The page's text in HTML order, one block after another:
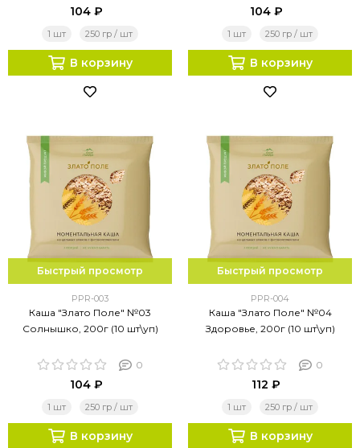
104 ₽
1 шт 250 гр / шт
В корзину
104 ₽
1 шт 250 гр / шт
В корзину
Быстрый просмотр
PPR-003
Каша "Злато Поле" №03
Солнышко, 200г (10 шт\уп)
0
104 ₽
1 шт 250 гр / шт
В корзину
Быстрый просмотр
PPR-004
Каша "Злато Поле" №04
Здоровье, 200г (10 шт\уп)
0
112 ₽
1 шт 250 гр / шт
В корзину